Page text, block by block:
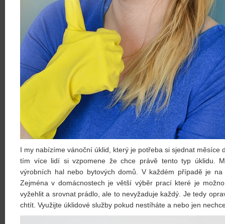
I my nabízíme vánoční úklid, který je potřeba si sjednat měsíce
tím více lidí si vzpomene že chce právě tento typ úklidu.
výrobních hal nebo bytových domů. V každém případě je
Zejména v domácnostech je větší výběr prací které je
vyžehlit a srovnat prádlo, ale to nevyžaduje každý. Je tedy
chtít. Využijte úklidové služby pokud nestíháte a nebo jen